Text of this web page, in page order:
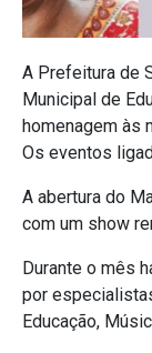
A Prefeitura de
Municipal de
homenagem às
Os eventos
A abertura do
com um show
Durante o mês
por
Educação,